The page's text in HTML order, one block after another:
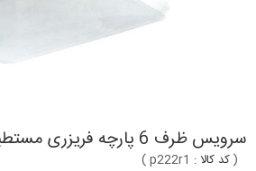
سرویس ظرف 6 پارچه فریزری مستطیل لیمون
(کد کالا : p222r1
)